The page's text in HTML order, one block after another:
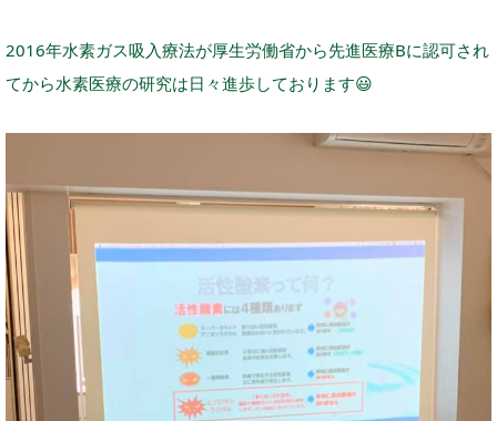
2016年水素ガス吸入療法が厚生労働省から先進医療Bに認可され
てから水素医療の研究は日々進歩しております😃